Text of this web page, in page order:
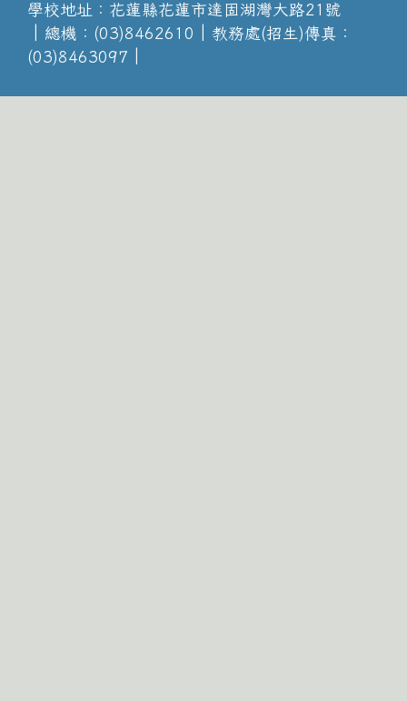
學校地址：花蓮縣花蓮市達固湖灣大路21號
│總機：(03)8462610│教務處(招生)傳真：
(03)8463097│